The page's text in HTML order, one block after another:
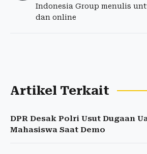
Indonesia Group menulis
dan online
Artikel Terkait
DPR Desak Polri Usut Dugaan
Mahasiswa Saat Demo